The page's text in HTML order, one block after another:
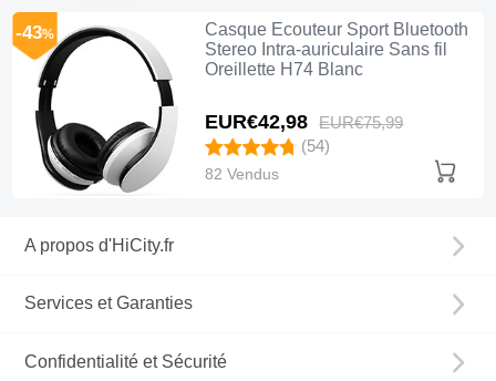
Casque Ecouteur Sport Bluetooth
Stereo Intra-auriculaire Sans fil
Oreillette H74 Blanc
EUR€42,98 EUR€75,99
-43%
(54)
82 Vendus
A propos d'HiCity.fr
Services et Garanties
Confidentialité et Sécurité